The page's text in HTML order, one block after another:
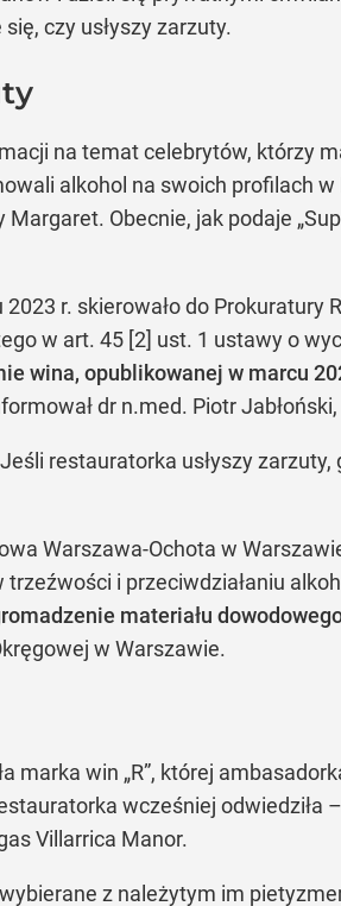
czy usłyszy zarzuty.
na temat celebrytów, którzy
alkohol na swoich profilach w
Obecnie, jak podaje
r. skierowało do Prokuratury
w art. 45 [2] ust. 1 ustawy o
wina, opublikowanej w marcu
dr n.med. Piotr
restauratorka usłyszy
Warszawa-Ochota w
i przeciwdziałaniu
materiału
w Warszawie.
win „R”, której
wcześniej odwiedziła
Villarrica Manor.
z należytym im